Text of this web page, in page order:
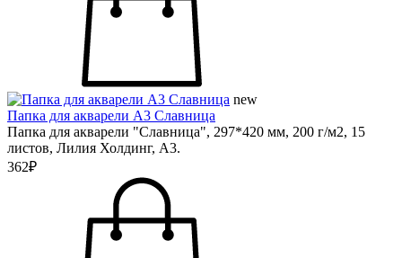
new
Папка для акварели А3 Славница
Папка для акварели "Славница", 297*420 мм, 200 г/м2, 15
листов, Лилия Холдинг, А3.
362₽